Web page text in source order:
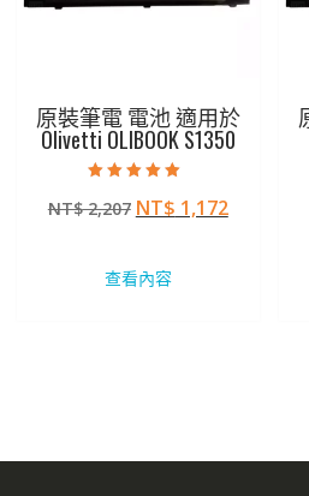
原裝筆電 電池 適用於
Olivetti OLIBOOK S1350
5.00
滿分 5
NT$2,207 原
格：
NT$ 1,172目
查看內容